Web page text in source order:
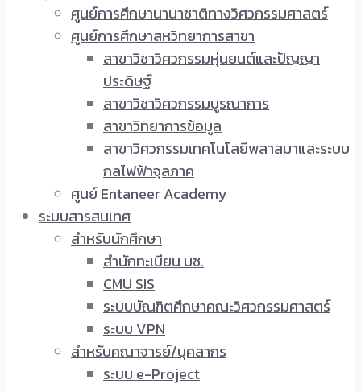
ศูนย์การศึกษานานาชาติทางวิศวกรรมศาสตร์
ศูนย์การศึกษาสหวิทยาการสาขา
สาขาวิชาวิศวกรรมหุ่นยนต์และปัญญา
ประดิษฐ์
สาขาวิชาวิศวกรรมบูรณาการ
สาขาวิทยาการข้อมูล
สาขาวิศวกรรมเทคโนโลยีพลาสมาและระบบ
กลไฟฟ้าจุลภาค
ศูนย์ Entaneer Academy
ระบบสารสนเทศ
สำหรับนักศึกษา
สำนักทะเบียน มช.
CMU SIS
ระบบบัณฑิตศึกษาคณะวิศวกรรมศาสตร์
ระบบ VPN
สำหรับคณาจารย์/บุคลากร
ระบบ e-Project